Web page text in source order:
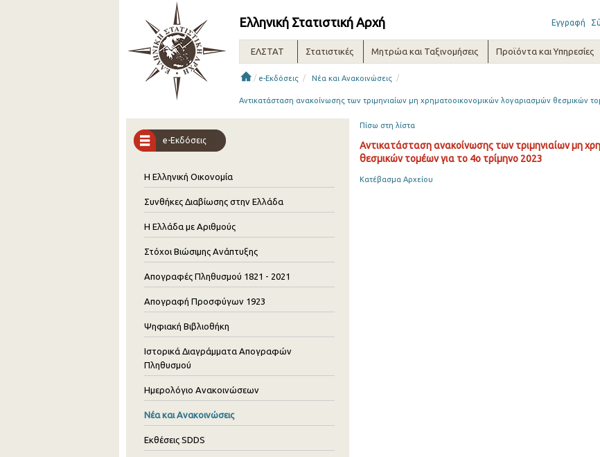
Ελληνική Στατιστική Αρχή Εγγραφή
ΕΛΣΤΑΤ Στατιστικές Μητρώα και Ταξινομήσεις Προϊόντα και Υπηρεσίες
/ e-Εκδόσεις / Νέα και Ανακοινώσεις /
Αντικατάσταση ανακοίνωσης των τριμηνιαίων μη χρηματοοικονομικών λογαριασμών θεσμικών
e-Εκδόσεις
Η Ελληνική Οικονομία
Συνθήκες Διαβίωσης στην Ελλάδα
Η Ελλάδα με Αριθμούς
Στόχοι Βιώσιμης Ανάπτυξης
Απογραφές Πληθυσμού 1821 - 2021
Απογραφή Προσφύγων 1923
Ψηφιακή Βιβλιοθήκη
Ιστορικά Διαγράμματα Απογραφών
Πληθυσμού
Ημερολόγιο Ανακοινώσεων
Νέα και Ανακοινώσεις
Εκθέσεις SDDS
Πίσω στη λίστα
Αντικατάσταση ανακοίνωσης των τριμηνιαίων μη
θεσμικών τομέων για το 4ο τρίμηνο 2023
Κατέβασμα Αρχείου